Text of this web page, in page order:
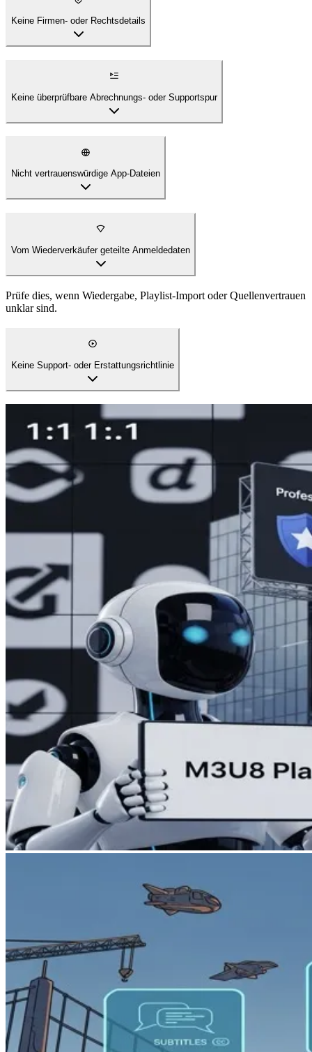
Keine Firmen- oder Rechtsdetails
Keine überprüfbare Abrechnungs- oder Supportspur
Nicht vertrauenswürdige App-Dateien
Vom Wiederverkäufer geteilte Anmeldedaten
Prüfe dies, wenn Wiedergabe, Playlist-Import oder Quellenvertrauen
unklar sind.
Keine Support- oder Erstattungsrichtlinie